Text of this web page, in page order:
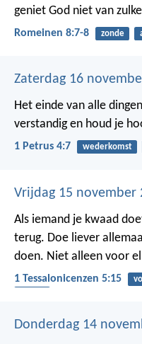
geniet God niet van
Romeinen 8:7-8 zonde
Zaterdag 16
Het einde van alle
verstandig en houd je
1 Petrus 4:7 wederkomst
Vrijdag 15 november
Als iemand je kwaad
terug. Doe liever
doen. Niet alleen voor
1 Tessalonicenzen 5:15
Donderdag 14